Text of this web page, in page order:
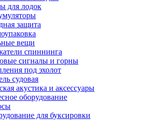
для лодок
защита
вещи
спиннинга
сигналы и горны
под эхолот
судовая
акустика и аксессуары
оборудование
для буксировки